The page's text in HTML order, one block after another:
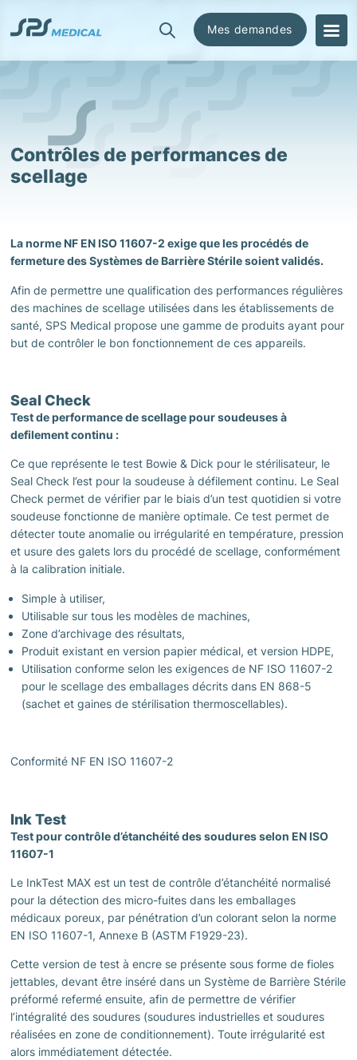
Systèmes de barrière stérile
Feuilles de stérilisation Steriweb
Indicateurs & contrôles de
Traçabilité & Marquage
Machines de scellage & validation
Protection, stockage & transport
TÉLÉCHARGER LE CATALOGUE
Mes demandes
Contrôles de performances de
scellage
La norme NF EN ISO 11607-2 exige que les procédés de
fermeture des Systèmes de Barrière Stérile soient validés.
Afin de permettre une qualification des performances régulières
des machines de scellage utilisées dans les établissements de
santé, SPS Medical propose une gamme de produits ayant pour
but de contrôler le bon fonctionnement de ces appareils.
Seal Check
Test de performance de scellage pour soudeuses à
defilement continu :
Ce que représente le test Bowie & Dick pour le stérilisateur, le
Seal Check l’est pour la soudeuse à défilement continu. Le Seal
Check permet de vérifier par le biais d’un test quotidien si votre
soudeuse fonctionne de manière optimale. Ce test permet de
détecter toute anomalie ou irrégularité en température, pression
et usure des galets lors du procédé de scellage, conformément
à la calibration initiale.
Simple à utiliser,
Utilisable sur tous les modèles de machines,
Zone d’archivage des résultats,
Produit existant en version papier médical, et version HDPE,
Utilisation conforme selon les exigences de NF ISO 11607-2
pour le scellage des emballages décrits dans EN 868-5
(sachet et gaines de stérilisation thermoscellables).
Conformité NF EN ISO 11607-2
Ink Test
Test pour contrôle d’étanchéité des soudures selon EN ISO
11607-1
Le InkTest MAX est un test de contrôle d’étanchéité normalisé
pour la détection des micro-fuites dans les emballages
médicaux poreux, par pénétration d’un colorant selon la norme
EN ISO 11607-1, Annexe B (ASTM F1929-23).
Cette version de test à encre se présente sous forme de fioles
jettables, devant être inséré dans un Système de Barrière Stérile
préformé refermé ensuite, afin de permettre de vérifier
l’intégralité des soudures (soudures industrielles et soudures
réalisées en zone de conditionnement). Toute irrégularité est
alors immédiatement détectée.